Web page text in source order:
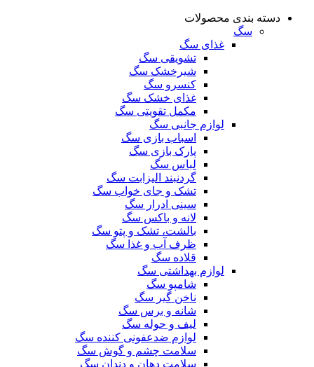
دسته بندی محصولات
سگ
غذای سگ
تشویقی سگ
شیرخشک سگ
کنسرو سگ
غذای خشک سگ
مکمل تقویتی سگ
لوازم جانبی سگ
اسباب بازی سگ
پارک بازی سگ
لباس سگ
گردنبند الیزابت سگ
تشک و جای خواب سگ
سینی ادرار سگ
لانه و باکس سگ
بالشت، تشک و پتو سگ
ظرف آب و غذا سگ
قلاده سگ
لوازم بهداشتی سگ
شامپو سگ
ناخن گیر سگ
شانه و برس سگ
لیف و حوله سگ
لوازم ضدعفونی کننده سگ
سلامت چشم و گوش سگ
سلامت دهان و دندان سگ